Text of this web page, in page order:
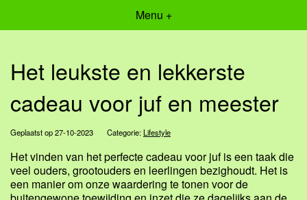
Menu +
Het leukste en lekkerste
cadeau voor juf en meester
Geplaatst op 27-10-2023 Categorie:Lifestyle
Het vinden van het perfecte cadeau voor juf is een taak die
veel ouders, grootouders en leerlingen bezighoudt. Het is
een manier om onze waardering te tonen voor de